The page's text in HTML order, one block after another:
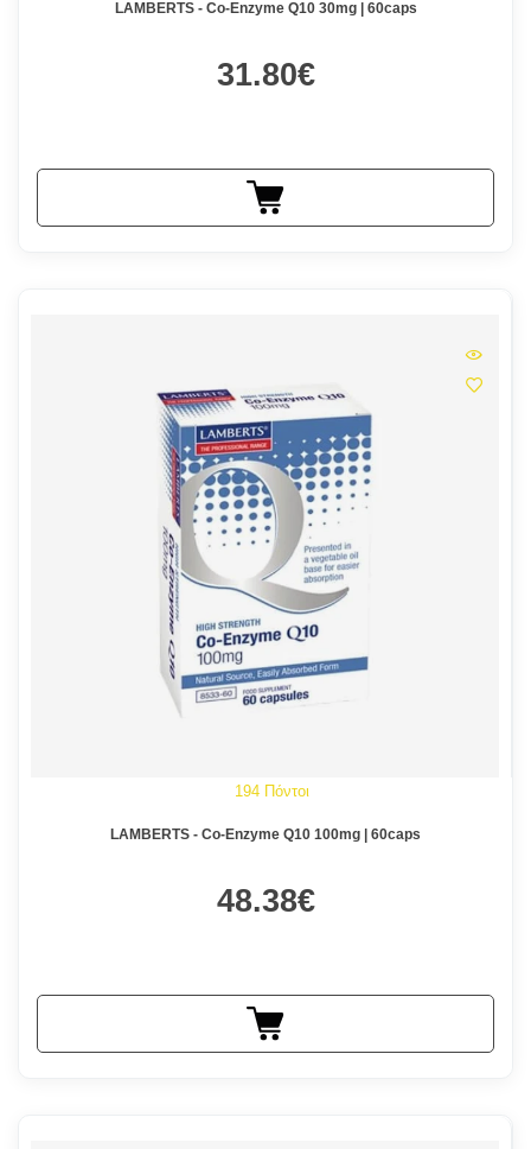
LAMBERTS - Co-Enzyme Q10 30mg | 60caps
31.80€
194 Πόντοι
LAMBERTS - Co-Enzyme Q10 100mg | 60caps
48.38€